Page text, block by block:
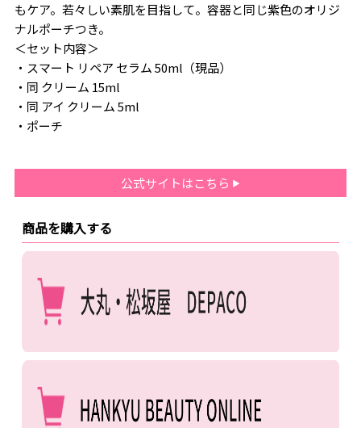
もケア。若々しい素肌を目指して。容器と同じ紫色のオリジ
ナルポーチつき。
＜セット内容＞
・スマート リペア セラム 50ml（現品）
・同 クリーム 15ml
・同 アイ クリーム 5ml
・ポーチ
公式サイトはこちら
商品を購入する